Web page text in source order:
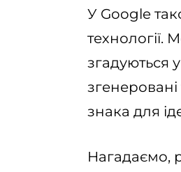
У Google
технології.
згадуються
знака для
Нагадаємо,